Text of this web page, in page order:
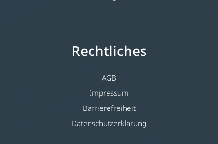
Rechtliches
AGB
Impressum
Barrierefreiheit
Datenschutzerklärung